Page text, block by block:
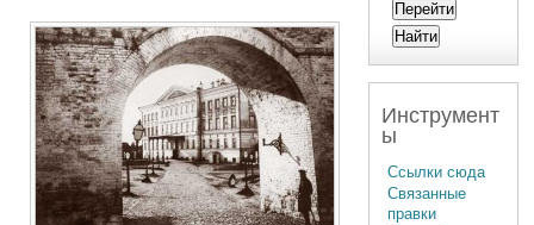
Инструмент
ы
Ссылки сюда
Связанные
правки